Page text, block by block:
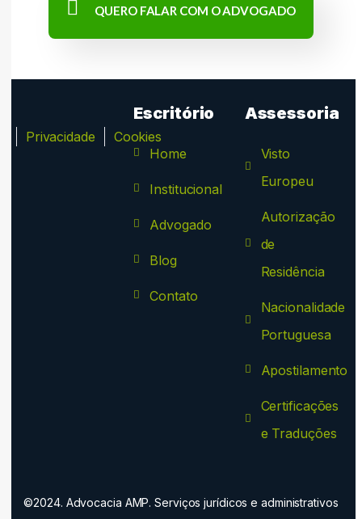
QUERO FALAR COM O ADVOGADO
Privacidade Cookies
Escritório
Home
Institucional
Advogado
Blog
Contato
Assessoria
Visto
Europeu
Autorização
de
Residência
Nacionalidade
Portuguesa
Apostilamento
Certificações
e Traduções
©2024. Advocacia AMP. Serviços jurídicos e administrativos